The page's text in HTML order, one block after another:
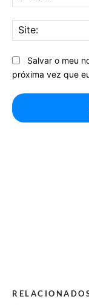
Salvar o meu
próxima vez que